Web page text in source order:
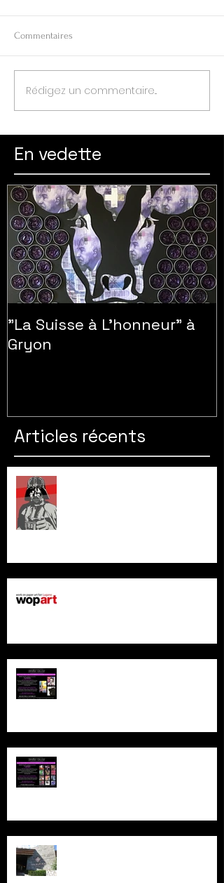
Commentaires
Rédigez un commentaire...
En vedette
"La Suisse à L'honneur" à
Gryon
Articles récents